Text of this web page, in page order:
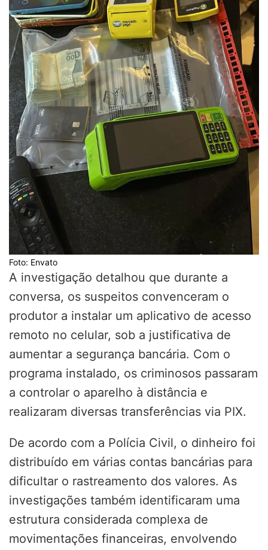
Foto: Envato
A investigação detalhou que durante a
conversa, os suspeitos convenceram o
produtor a instalar um aplicativo de acesso
remoto no celular, sob a justificativa de
aumentar a segurança bancária. Com o
programa instalado, os criminosos passaram
a controlar o aparelho à distância e
realizaram diversas transferências via PIX.
De acordo com a Polícia Civil, o dinheiro foi
distribuído em várias contas bancárias para
dificultar o rastreamento dos valores. As
investigações também identificaram uma
estrutura considerada complexa de
movimentações financeiras, envolvendo